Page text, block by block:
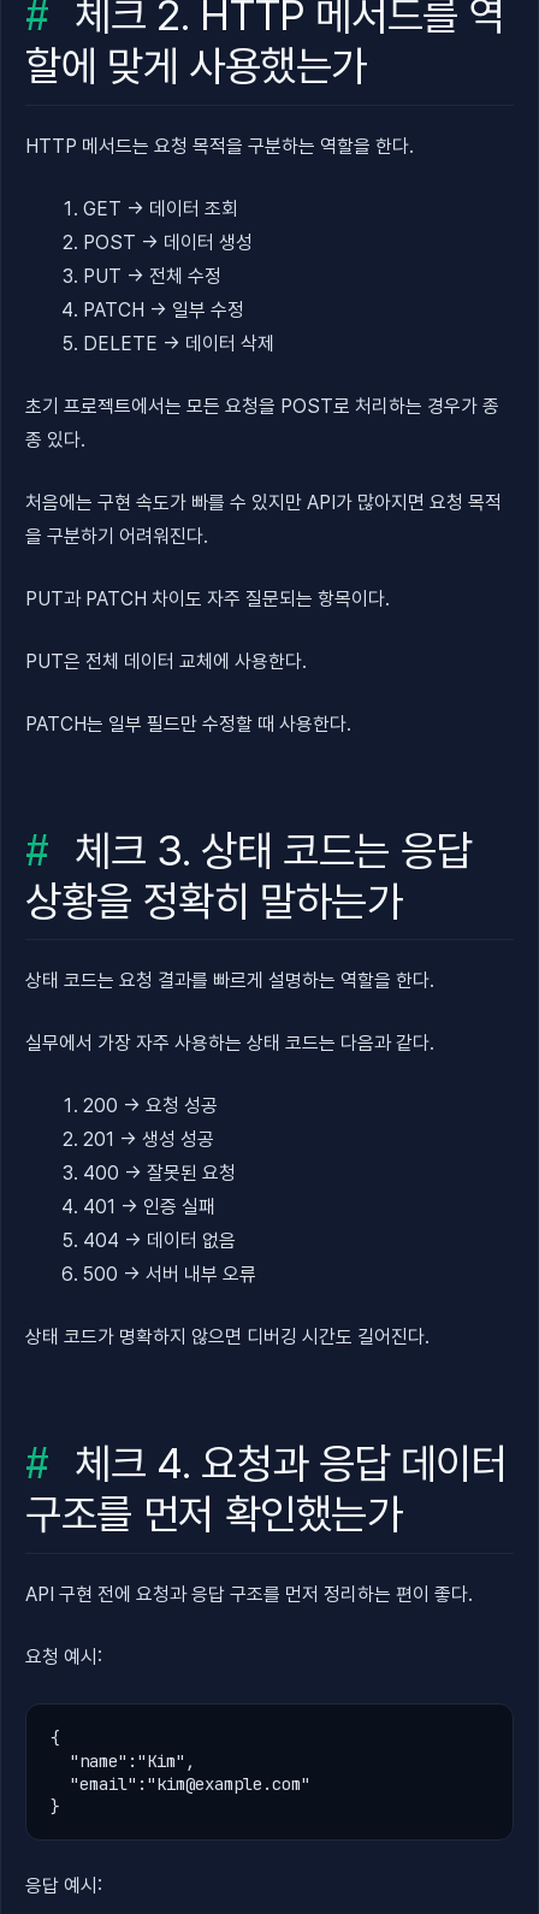
체크 2. HTTP 메서드를 역
할에 맞게 사용했는가
HTTP 메서드는 요청 목적을 구분하는 역할을 한다.
GET → 데이터 조회
POST → 데이터 생성
PUT → 전체 수정
PATCH → 일부 수정
DELETE → 데이터 삭제
초기 프로젝트에서는 모든 요청을 POST로 처리하는 경우가 종
종 있다.
처음에는 구현 속도가 빠를 수 있지만 API가 많아지면 요청 목적
을 구분하기 어려워진다.
PUT과 PATCH 차이도 자주 질문되는 항목이다.
PUT은 전체 데이터 교체에 사용한다.
PATCH는 일부 필드만 수정할 때 사용한다.
체크 3. 상태 코드는 응답
상황을 정확히 말하는가
상태 코드는 요청 결과를 빠르게 설명하는 역할을 한다.
실무에서 가장 자주 사용하는 상태 코드는 다음과 같다.
200 → 요청 성공
201 → 생성 성공
400 → 잘못된 요청
401 → 인증 실패
404 → 데이터 없음
500 → 서버 내부 오류
상태 코드가 명확하지 않으면 디버깅 시간도 길어진다.
체크 4. 요청과 응답 데이터
구조를 먼저 확인했는가
API 구현 전에 요청과 응답 구조를 먼저 정리하는 편이 좋다.
요청 예시:
{
  "name":
"Kim" ,
  "email":
"kim@example.com"
}
응답 예시: